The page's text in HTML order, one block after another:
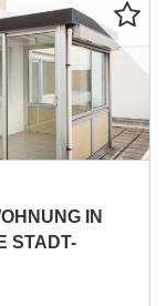
IN
STADT-